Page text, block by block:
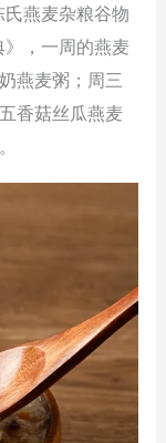
燕麦杂粮谷物
，一周的燕麦
燕麦粥；周三
香菇丝瓜燕麦